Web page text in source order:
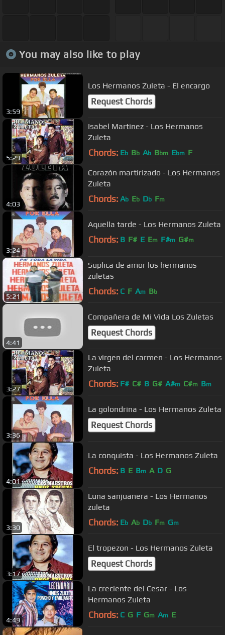
You may also like to play
3:59
Los Hermanos Zuleta - El encargo
Request Chords
5:29
Isabel Martinez - Los Hermanos
Zuleta
Chords: Eb Bb Ab Bbm Ebm F
4:03
Corazón martirizado - Los Hermanos
Zuleta
Chords: Ab Eb Db Fm
3:24
Aquella tarde - Los Hermanos Zuleta
Chords: B F# E Em F#m G#m
5:21
Suplica de amor los hermanos
zuletas
Chords: C F Am Bb
4:41
Compañera de Mi Vida Los Zuletas
Request Chords
3:27
La virgen del carmen - Los Hermanos
Zuleta
Chords: F# C# B G# A#m C#m Bm
3:36
La golondrina - Los Hermanos Zuleta
Request Chords
4:01
La conquista - Los Hermanos Zuleta
Chords: B E Bm A D G
3:30
Luna sanjuanera - Los Hermanos
zuleta
Chords: Eb Ab Db Fm Gm
3:17
El tropezon - Los Hermanos Zuleta
Request Chords
4:49
La creciente del Cesar - Los
Hermanos Zuleta
Chords: C G F Gm Am E